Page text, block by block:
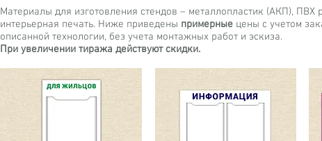
Материалы для изготовления стендов – металлопластик (АКП), ПВХ
интерьерная печать. Ниже приведены примерные цены с учетом
описанной технологии, без учета монтажных работ и эскиза.
При увеличении тиража действуют скидки.